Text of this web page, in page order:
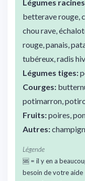
Légumes
betterave rouge,
chou rave,
rouge, panais,
tubéreux, radis
Légumes tiges:
Courges:
potimarron,
Fruits:poires,
Autres:
Légende
🆘 = il y en a
besoin de votre aide